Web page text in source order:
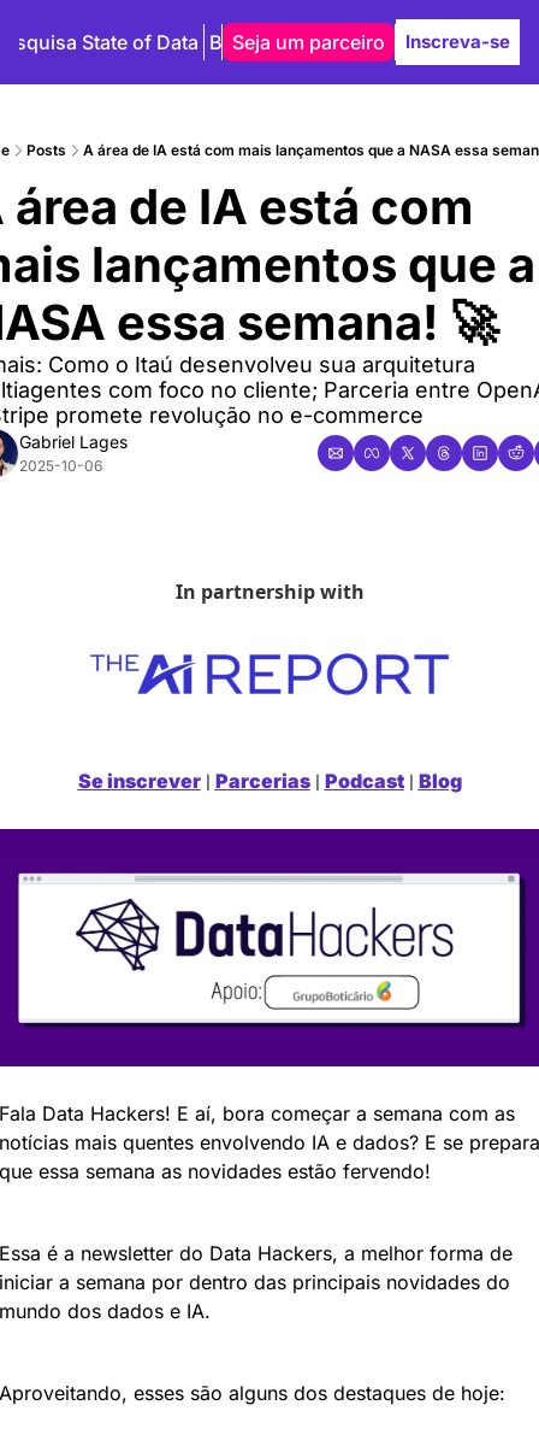
State of Data Blog Autores
Seja um parceiro Inscreva-se
Posts A área de IA está com mais lançamentos que a NASA essa
área de IA está com
lançamentos que a
essa semana! 🚀
Como o Itaú desenvolveu sua arquitetura
com foco no cliente; Parceria entre
promete revolução no e-commerce
Gabriel Lages
2025-10-06
In partnership with
Se inscrever | Parcerias | Podcast | Blog
Fala Data Hackers! E aí, bora começar a semana com as
notícias mais quentes envolvendo IA e dados? E se prepara
que essa semana as novidades estão fervendo!
Essa é a newsletter do Data Hackers, a melhor forma de
iniciar a semana por dentro das principais novidades do
mundo dos dados e IA.
Aproveitando, esses são alguns dos destaques de hoje: